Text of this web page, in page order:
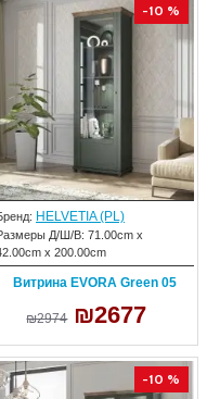
-10 %
HELVETIA (PL)
Д/Ш/В: 71.00cm x
x 200.00cm
Витрина EVORA Green 05
₪2974 ₪2677
-10 %